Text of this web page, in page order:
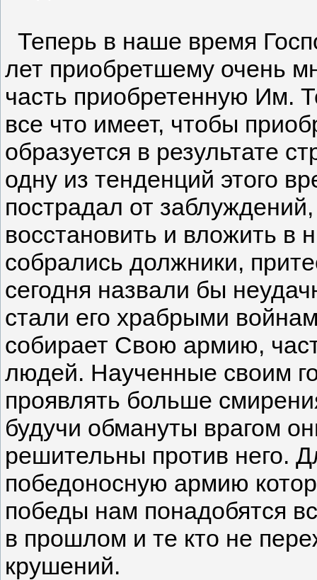
Теперь в наше время
лет приобретшему очень
часть приобретенную Им.
все что имеет, чтобы
образуется в результате
одну из тенденций этого
пострадал от
восстановить и вложить в
собрались должники,
сегодня назвали бы
стали его храбрыми
собирает Свою армию,
людей. Наученные своим
проявлять больше
будучи обмануты врагом
решительны против него.
победоносную армию
победы нам понадобятся
в прошлом и те кто не
крушений.